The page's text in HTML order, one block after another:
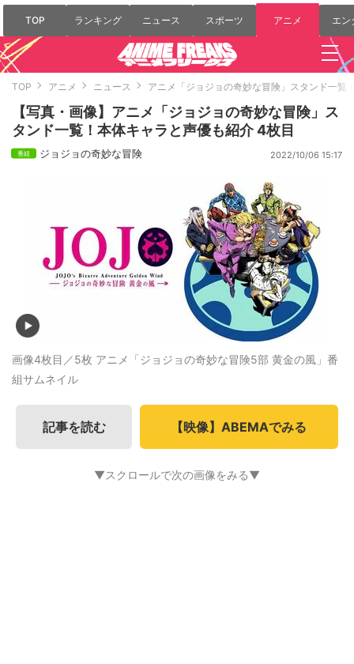
TOP ランキング ニュース スポーツ アニメ エン
TOP アニメ ニュース アニメ「ジョジョの奇妙な冒険」スタンド一覧
【写真・画像】アニメ「ジョジョの奇妙な冒険」ス
タンド一覧！本体キャラと声優も紹介 4枚目
ジョジョの奇妙な冒険 2022/10/06 15:17
画像4枚目／5枚 アニメ「ジョジョの奇妙な冒険5部 黄金の風」番
組サムネイル
記事を読む 【映像】ABEMAでみる
▼スクロールで次の画像をみる▼